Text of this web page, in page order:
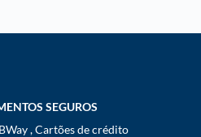
SEGUROS
, Cartões de crédito